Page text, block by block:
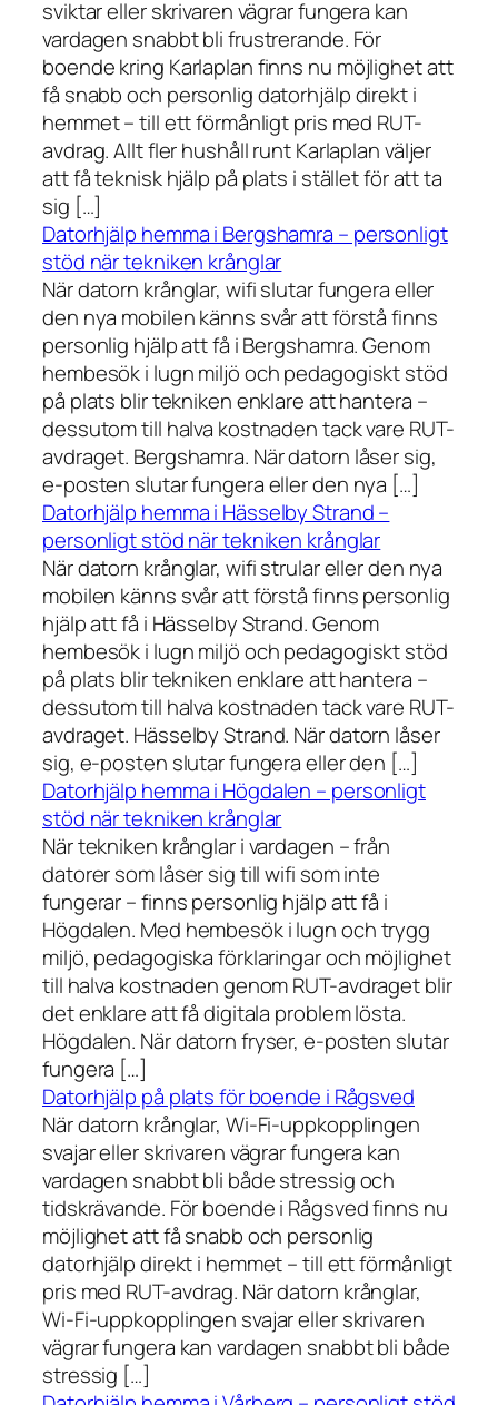
sviktar eller skrivaren vägrar fungera kan
vardagen snabbt bli frustrerande. För
boende kring Karlaplan finns nu möjlighet att
få snabb och personlig datorhjälp direkt i
hemmet – till ett förmånligt pris med RUT-
avdrag. Allt fler hushåll runt Karlaplan väljer
att få teknisk hjälp på plats i stället för att ta
sig […]
Datorhjälp hemma i Bergshamra – personligt
stöd när tekniken krånglar
När datorn krånglar, wifi slutar fungera eller
den nya mobilen känns svår att förstå finns
personlig hjälp att få i Bergshamra. Genom
hembesök i lugn miljö och pedagogiskt stöd
på plats blir tekniken enklare att hantera –
dessutom till halva kostnaden tack vare RUT-
avdraget. Bergshamra. När datorn låser sig,
e-posten slutar fungera eller den nya […]
Datorhjälp hemma i Hässelby Strand –
personligt stöd när tekniken krånglar
När datorn krånglar, wifi strular eller den nya
mobilen känns svår att förstå finns personlig
hjälp att få i Hässelby Strand. Genom
hembesök i lugn miljö och pedagogiskt stöd
på plats blir tekniken enklare att hantera –
dessutom till halva kostnaden tack vare RUT-
avdraget. Hässelby Strand. När datorn låser
sig, e-posten slutar fungera eller den […]
Datorhjälp hemma i Högdalen – personligt
stöd när tekniken krånglar
När tekniken krånglar i vardagen – från
datorer som låser sig till wifi som inte
fungerar – finns personlig hjälp att få i
Högdalen. Med hembesök i lugn och trygg
miljö, pedagogiska förklaringar och möjlighet
till halva kostnaden genom RUT-avdraget blir
det enklare att få digitala problem lösta.
Högdalen. När datorn fryser, e-posten slutar
fungera […]
Datorhjälp på plats för boende i Rågsved
När datorn krånglar, Wi-Fi-uppkopplingen
svajar eller skrivaren vägrar fungera kan
vardagen snabbt bli både stressig och
tidskrävande. För boende i Rågsved finns nu
möjlighet att få snabb och personlig
datorhjälp direkt i hemmet – till ett förmånligt
pris med RUT-avdrag. När datorn krånglar,
Wi-Fi-uppkopplingen svajar eller skrivaren
vägrar fungera kan vardagen snabbt bli både
stressig […]